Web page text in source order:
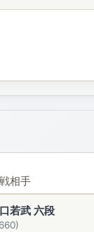
相手
若武 六段